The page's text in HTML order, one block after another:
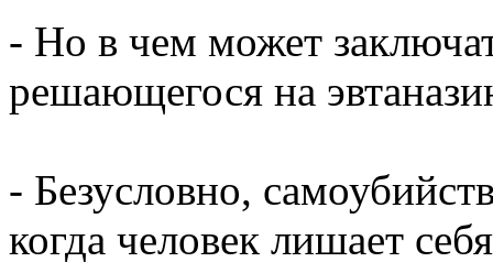
- Но в чем может
решающегося на
- Безусловно,
когда человек лишает